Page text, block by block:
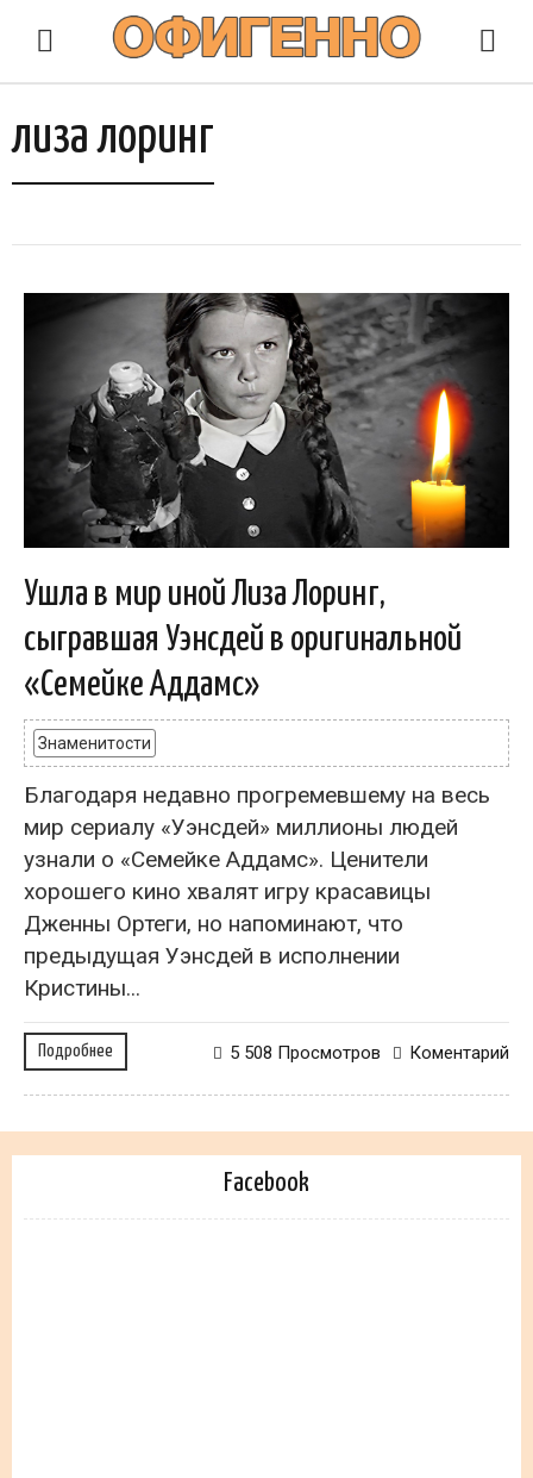
лиза лоринг
Ушла в мир иной Лиза Лоринг,
сыгравшая Уэнсдей в оригинальной
«Семейке Аддамс»
Знаменитости
Благодаря недавно прогремевшему на весь
мир сериалу «Уэнсдей» миллионы людей
узнали о «Семейке Аддамс». Ценители
хорошего кино хвалят игру красавицы
Дженны Ортеги, но напоминают, что
предыдущая Уэнсдей в исполнении
Кристины...
Подробнее Коментарий
5 508 Просмотров
Facebook